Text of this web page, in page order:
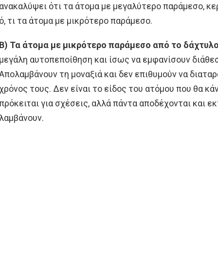
ανακαλύψει ότι τα άτομα με μεγαλύτερο παράμεσο,
ό, τι τα άτομα με μικρότερο παράμεσο.
Β) Τα άτομα με μικρότερο παράμεσο από το
μεγάλη αυτοπεποίθηση και ίσως να εμφανίσουν
τη μοναξιά και δεν επιθυμούν να
τους. Δεν είναι το είδος του ατόμου που θα
για σχέσεις, αλλά πάντα αποδέχονται και
λαμβάνουν.